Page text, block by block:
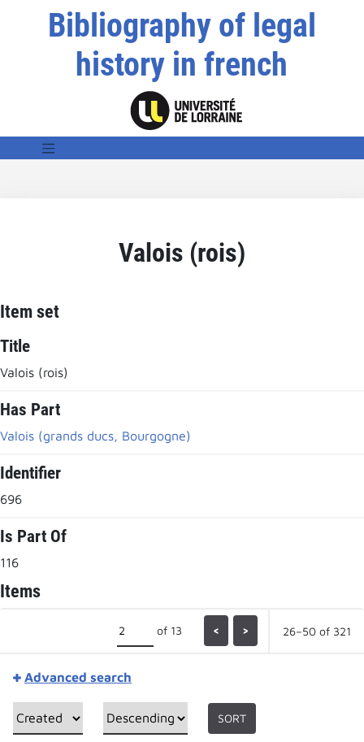
Bibliography of legal
history in french
Valois (rois)
Item set
Title
Valois (rois)
Has Part
Valois (grands ducs, Bourgogne)
Identifier
696
Is Part Of
116
Items
of 13 < > 26–50 of 321
Advanced search
SORT